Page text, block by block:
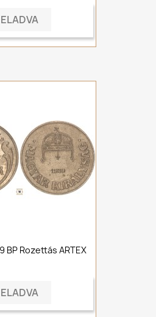
ELADVA
BP Rozettás ARTEX
ELADVA